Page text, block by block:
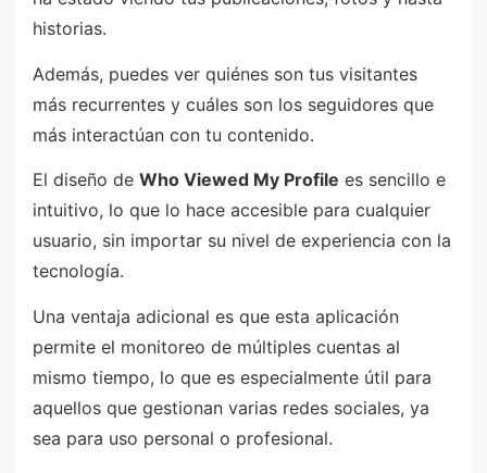
historias.
Además, puedes ver quiénes son tus visitantes
más recurrentes y cuáles son los seguidores que
más interactúan con tu contenido.
El diseño de Who Viewed My Profile es sencillo e
intuitivo, lo que lo hace accesible para cualquier
usuario, sin importar su nivel de experiencia con la
tecnología.
Una ventaja adicional es que esta aplicación
permite el monitoreo de múltiples cuentas al
mismo tiempo, lo que es especialmente útil para
aquellos que gestionan varias redes sociales, ya
sea para uso personal o profesional.